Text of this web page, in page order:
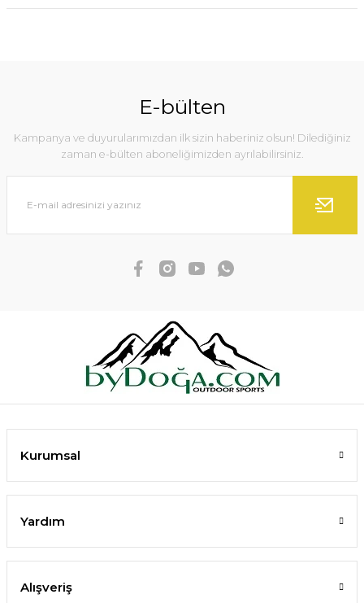
E-bülten
Kampanya ve duyurularımızdan ilk sizin haberiniz olsun! Dilediğiniz
zaman e-bülten aboneliğimizden ayrılabilirsiniz.
Kurumsal
Yardım
Alışveriş